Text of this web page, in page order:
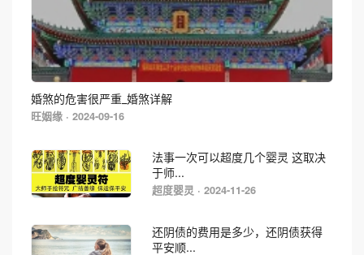
婚煞的危害很严重_婚煞详解
旺姻缘 · 2024-09-16
法事一次可以超度几个婴灵 这取决
于师...
超度婴灵 · 2024-11-26
还阴债的费用是多少，还阴债获得
平安顺...